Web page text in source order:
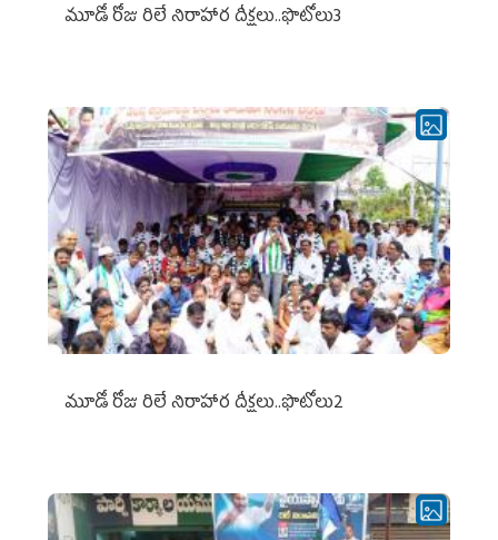
మూడో రోజు రిలే నిరాహార దీక్షలు..ఫొటోలు3
మూడో రోజు రిలే నిరాహార దీక్షలు..ఫొటోలు2